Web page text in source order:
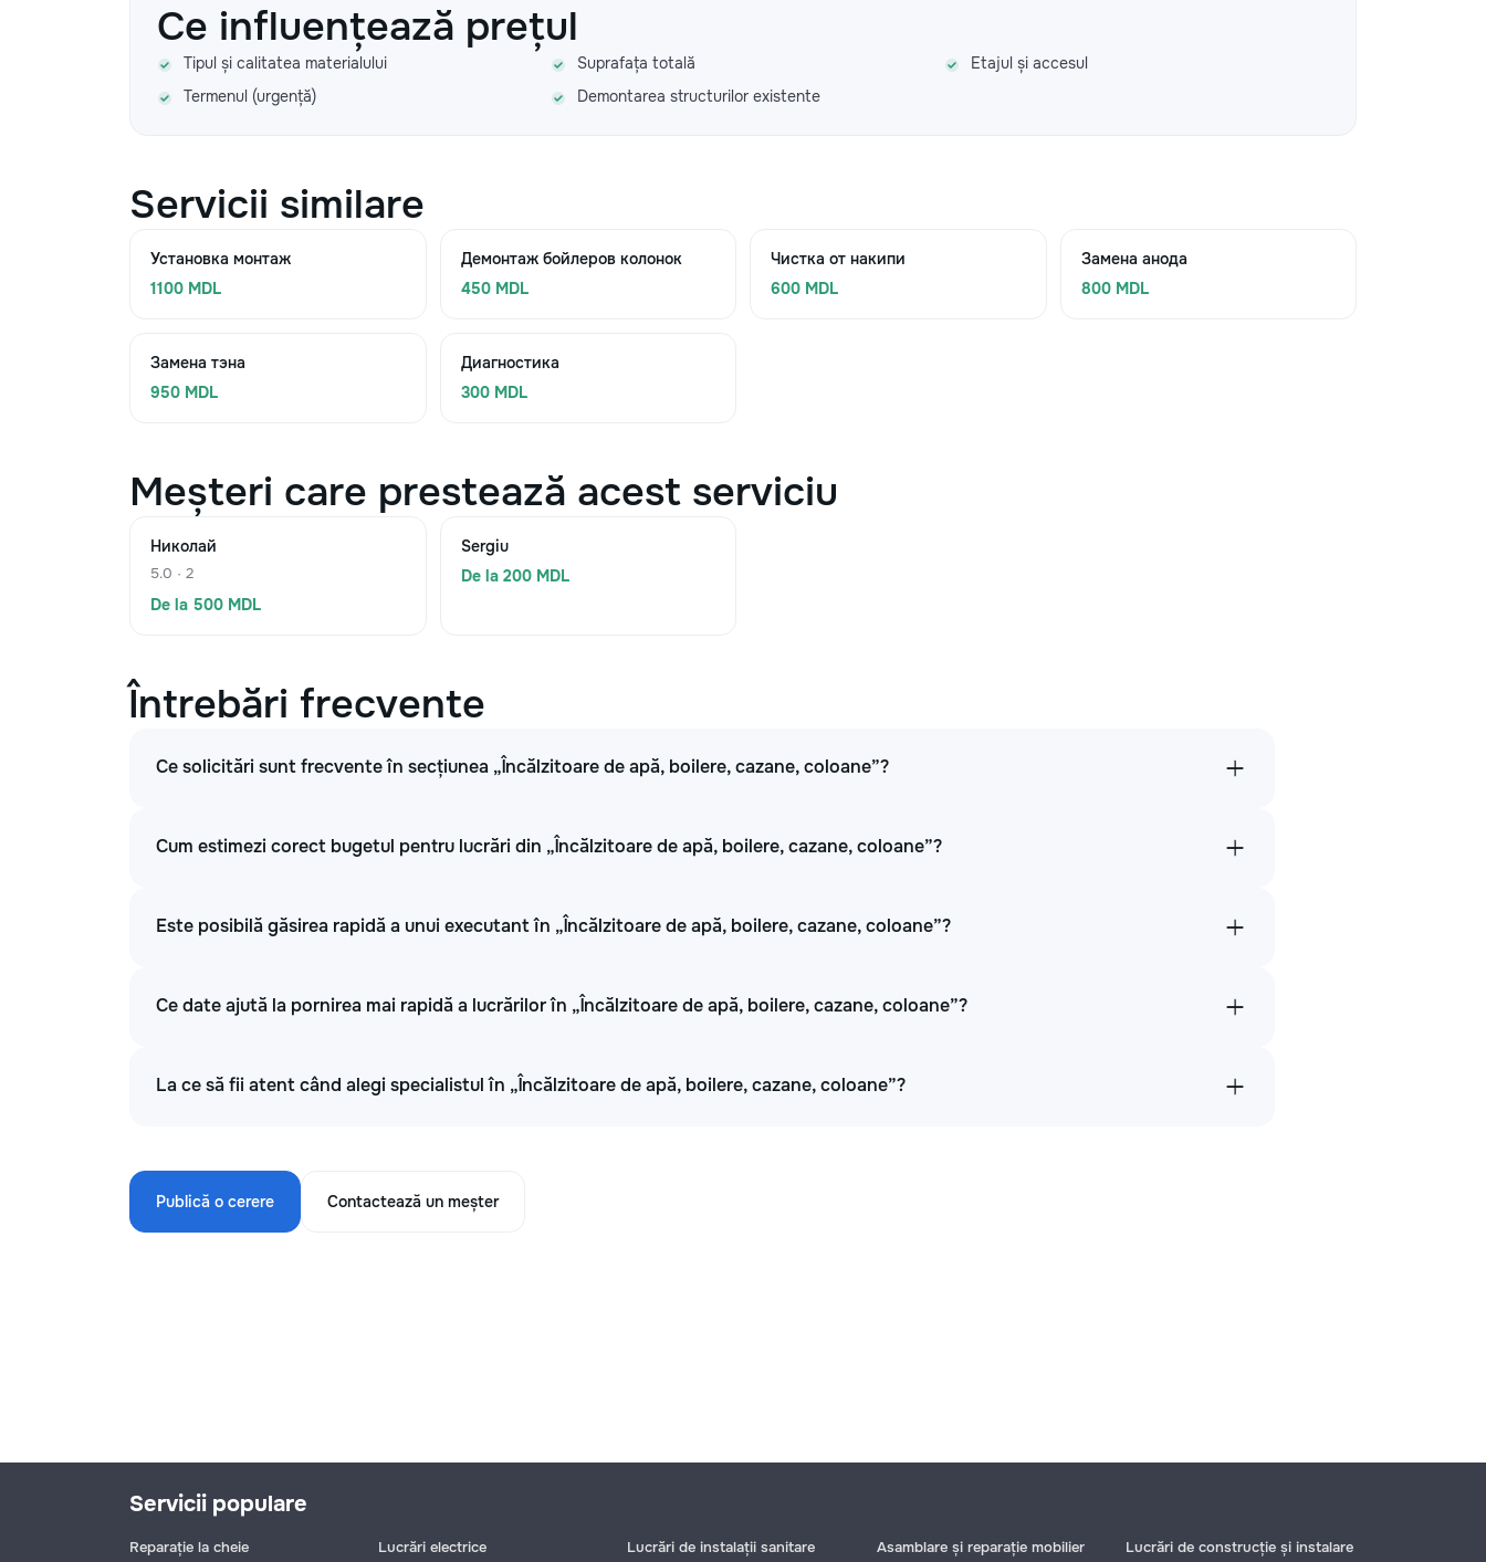
Ce influențează prețul
Tipul și calitatea materialului Suprafața totală
Etajul și accesul
Termenul (urgență)
Demontarea structurilor existente
Servicii similare
Установка монтаж
1100 MDL
Демонтаж бойлеров колонок
450 MDL
Чистка от накипи
600 MDL
Замена анода
800 MDL
Замена тэна
950 MDL
Диагностика
300 MDL
Meșteri care prestează acest serviciu
Николай
5.0 · 2
De la 500 MDL
Sergiu
De la 200 MDL
Întrebări frecvente
Ce solicitări sunt frecvente în secțiunea „Încălzitoare de apă, boilere, cazane, coloane”?
Cum estimezi corect bugetul pentru lucrări din „Încălzitoare de apă, boilere, cazane, coloane”?
Este posibilă găsirea rapidă a unui executant în „Încălzitoare de apă, boilere, cazane, coloane”?
Ce date ajută la pornirea mai rapidă a lucrărilor în „Încălzitoare de apă, boilere, cazane, coloane”?
La ce să fii atent când alegi specialistul în „Încălzitoare de apă, boilere, cazane, coloane”?
Publică o cerere Contactează un meșter
Servicii populare
Reparație la cheie Lucrări electrice Lucrări de instalații sanitare Asamblare și reparație mobilier Lucrări de construcție și instalare